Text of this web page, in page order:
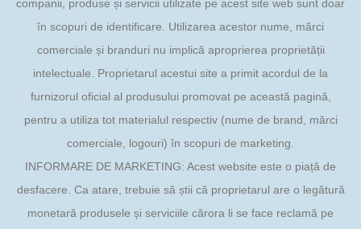
companii, produse și servicii utilizate pe acest site web sunt doar
în scopuri de identificare. Utilizarea acestor nume, mărci
comerciale și branduri nu implică aproprierea proprietății
intelectuale. Proprietarul acestui site a primit acordul de la
furnizorul oficial al produsului promovat pe această pagină,
pentru a utiliza tot materialul respectiv (nume de brand, mărci
comerciale, logouri) în scopuri de marketing.
INFORMARE DE MARKETING: Acest website este o piață de
desfacere. Ca atare, trebuie să știi că proprietarul are o legătură
monetară produsele și serviciile cărora li se face reclamă pe